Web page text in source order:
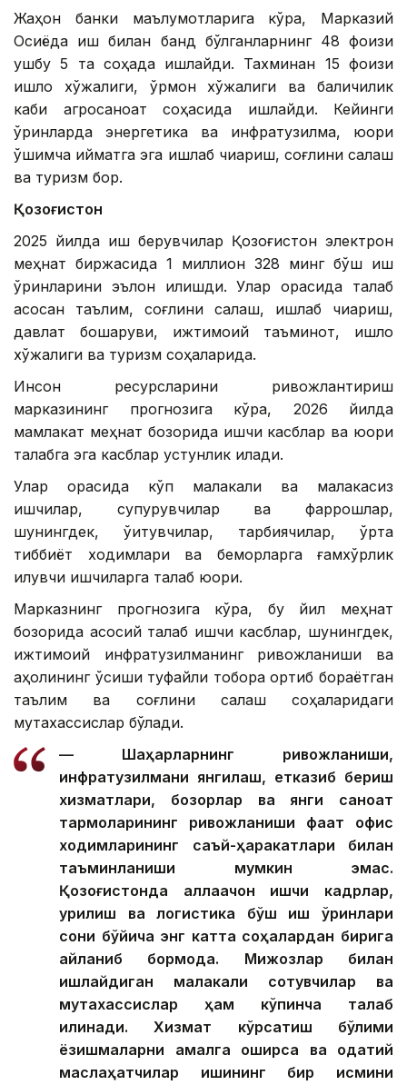
Жаҳон банки маълумотларига кўра, Марказий
Осиёда иш билан банд бўлганларнинг 48 фоизи
ушбу 5 та соҳада ишлайди. Тахминан 15 фоизи
қишлоқ хўжалиги, ўрмон хўжалиги ва балиқчилик
каби агросаноат соҳасида ишлайди. Кейинги
ўринларда энергетика ва инфратузилма, юқори
қўшимча қийматга эга ишлаб чиқариш, соғлиқни сақлаш
ва туризм бор.
Қозоғистон
2025 йилда иш берувчилар Қозоғистон электрон
меҳнат биржасида 1 миллион 328 минг бўш иш
ўринларини эълон қилишди. Улар орасида талаб
асосан таълим, соғлиқни сақлаш, ишлаб чиқариш,
давлат бошқаруви, ижтимоий таъминот, қишлоқ
хўжалиги ва туризм соҳаларида.
Инсон ресурсларини ривожлантириш
марказининг прогнозига кўра, 2026 йилда
мамлакат меҳнат бозорида ишчи касблар ва юқори
талабга эга касблар устунлик қилади.
Улар орасида кўп малакали ва малакасиз
ишчилар, супурувчилар ва фаррошлар,
шунингдек, ўқитувчилар, тарбиячилар, ўрта
тиббиёт ходимлари ва беморларга ғамхўрлик
қилувчи ишчиларга талаб юқори.
Марказнинг прогнозига кўра, бу йил меҳнат
бозорида асосий талаб ишчи касблар, шунингдек,
ижтимоий инфратузилманинг ривожланиши ва
аҳолининг ўсиши туфайли тобора ортиб бораётган
таълим ва соғлиқни сақлаш соҳаларидаги
мутахассислар бўлади.
— Шаҳарларнинг ривожланиши,
инфратузилмани янгилаш, етказиб бериш
хизматлари, бозорлар ва янги саноат
тармоқларининг ривожланиши фақат офис
ходимларининг саъй-ҳаракатлари билан
таъминланиши мумкин эмас.
Қозоғистонда аллақачон ишчи кадрлар,
қурилиш ва логистика бўш иш ўринлари
сони бўйича энг катта соҳалардан бирига
айланиб бормоқда. Мижозлар билан
ишлайдиган малакали сотувчилар ва
мутахассислар ҳам кўпинча талаб
қилинади. Хизмат кўрсатиш бўлими
ёзишмаларни амалга оширса ва одатий
маслаҳатчилар ишининг бир қисмини